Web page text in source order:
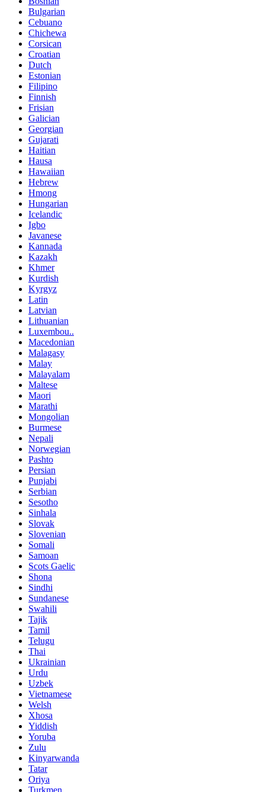
Bulgarian
Cebuano
Chichewa
Corsican
Croatian
Dutch
Estonian
Filipino
Finnish
Frisian
Galician
Georgian
Gujarati
Haitian
Hausa
Hawaiian
Hebrew
Hmong
Hungarian
Icelandic
Igbo
Javanese
Kannada
Kazakh
Khmer
Kurdish
Kyrgyz
Latin
Latvian
Lithuanian
Luxembou..
Macedonian
Malagasy
Malay
Malayalam
Maltese
Maori
Marathi
Mongolian
Burmese
Nepali
Norwegian
Pashto
Persian
Punjabi
Serbian
Sesotho
Sinhala
Slovak
Slovenian
Somali
Samoan
Scots Gaelic
Shona
Sindhi
Sundanese
Swahili
Tajik
Tamil
Telugu
Thai
Ukrainian
Urdu
Uzbek
Vietnamese
Welsh
Xhosa
Yiddish
Yoruba
Zulu
Kinyarwanda
Tatar
Oriya
Turkmen